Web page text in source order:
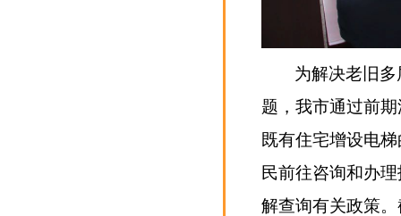
为解决老旧
题，我市通过前
既有住宅增设电
民前往咨询和办
解查询有关政策